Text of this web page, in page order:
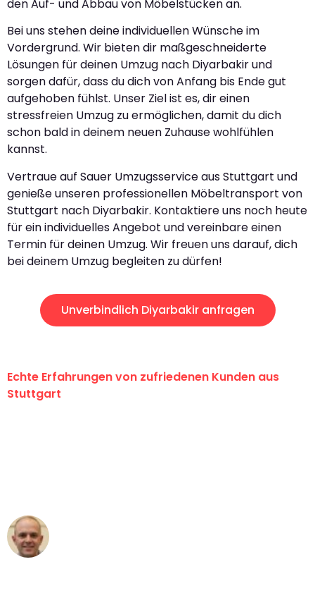
den Auf- und Abbau von Möbelstücken an.
Bei uns stehen deine individuellen Wünsche im
Vordergrund. Wir bieten dir maßgeschneiderte
Lösungen für deinen Umzug nach Diyarbakir und
sorgen dafür, dass du dich von Anfang bis Ende gut
aufgehoben fühlst. Unser Ziel ist es, dir einen
stressfreien Umzug zu ermöglichen, damit du dich
schon bald in deinem neuen Zuhause wohlfühlen
kannst.
Vertraue auf Sauer Umzugsservice aus Stuttgart und
genieße unseren professionellen Möbeltransport von
Stuttgart nach Diyarbakir. Kontaktiere uns noch heute
für ein individuelles Angebot und vereinbare einen
Termin für deinen Umzug. Wir freuen uns darauf, dich
bei deinem Umzug begleiten zu dürfen!
Unverbindlich Diyarbakir anfragen
Echte Erfahrungen von zufriedenen Kunden aus
Stuttgart